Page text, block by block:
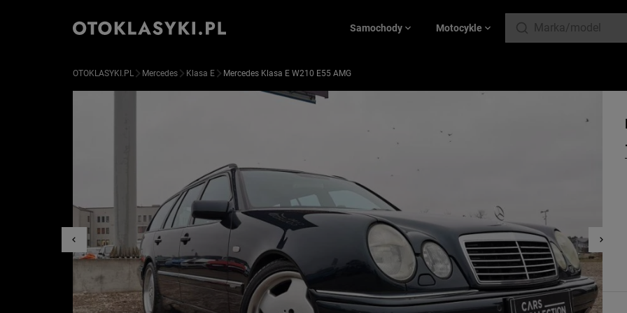
Samochody Motocykle
OTOKLASYKI.PL Mercedes Klasa E Mercedes Klasa E W210 E55 AMG